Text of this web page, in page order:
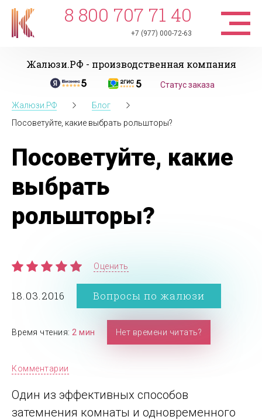
8 800 707 71 40
+7 (977) 000-72-63
Жалюзи.РФ - производственная компания
Статус заказа
Жалюзи.РФ
Блог
Посоветуйте, какие выбрать рольшторы?
Посоветуйте, какие
выбрать
рольшторы?
Оценить
18.03.2016 Вопросы по жалюзи
Время чтения: 2 мин Нет времени читать?
Комментарии
Один из эффективных способов
затемнения комнаты и одновременного